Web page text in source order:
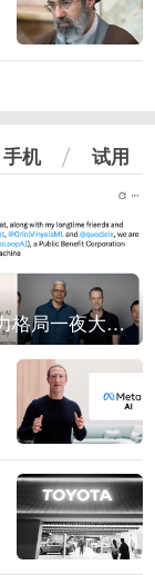
手机 试用
谷歌AI权力格局一夜大洗牌